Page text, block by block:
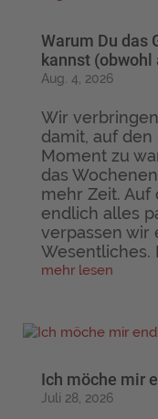
Warum Du das
kannst
Aug. 4, 2026
Wir
damit, auf
Moment zu
das
mehr Zeit. Auf
endlich alles
verpassen wir
Wesentliches.
mehr lesen
Ich möche mir
Juli 28, 2026